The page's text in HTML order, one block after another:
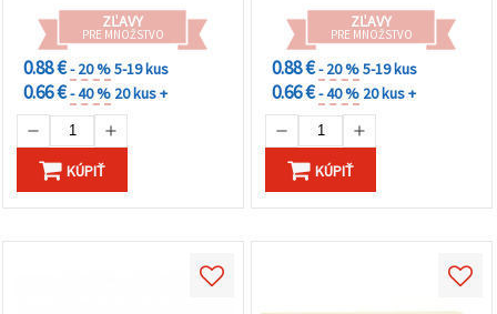
ZĽAVY
PRE MNOŽSTVO
0.88 €- 20 %5-19 kus
0.66 €- 40 % 20 kus +
KÚPIŤ
ZĽAVY
PRE MNOŽSTVO
0.88 €- 20 %5-19 kus
0.66 €- 40 % 20 kus +
KÚPIŤ